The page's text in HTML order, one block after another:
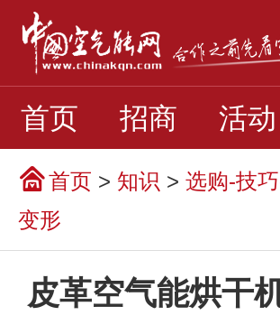
首页 招商 活动
首页 > 知识 > 选购-技
变形
皮革空气能烘干